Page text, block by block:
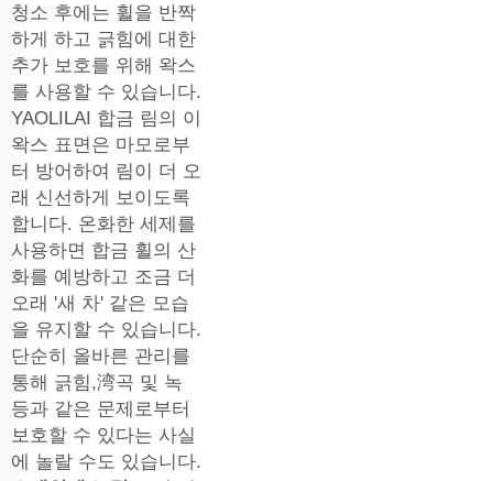
청소 후에는 휠을 반짝
하게 하고 긁힘에 대한
추가 보호를 위해 왁스
를 사용할 수 있습니다.
YAOLILAI 합금 림의 이
왁스 표면은 마모로부
터 방어하여 림이 더 오
래 신선하게 보이도록
합니다. 온화한 세제를
사용하면 합금 휠의 산
화를 예방하고 조금 더
오래 '새 차' 같은 모습
을 유지할 수 있습니다.
단순히 올바른 관리를
통해 긁힘,湾곡 및 녹
등과 같은 문제로부터
보호할 수 있다는 사실
에 놀랄 수도 있습니다.